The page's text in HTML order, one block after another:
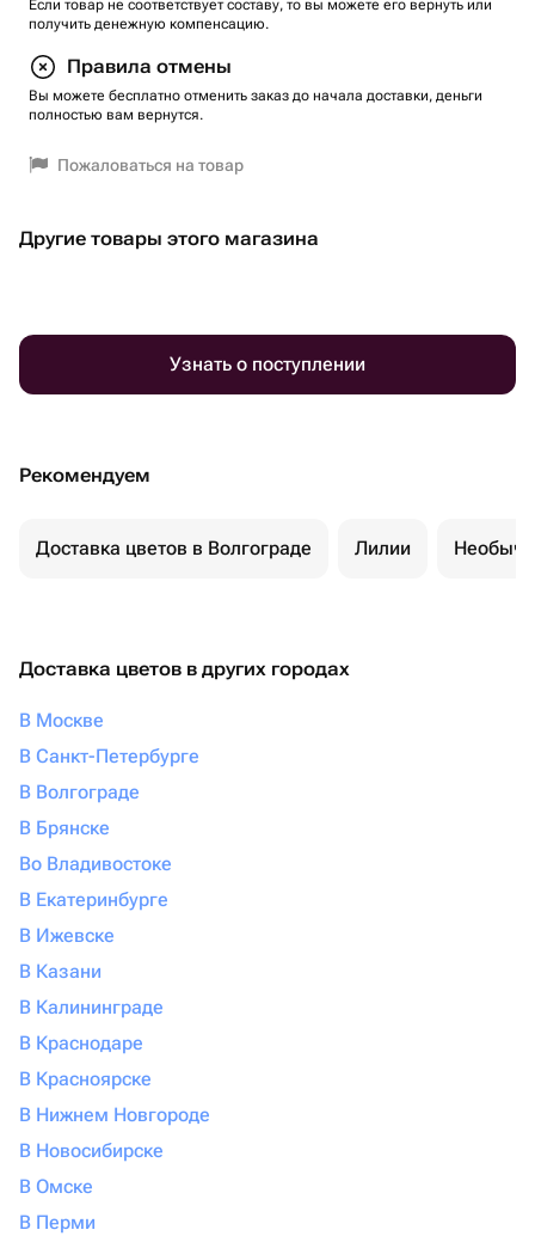
Если товар не соответствует составу, то вы можете его вернуть или
получить денежную компенсацию.
Правила отмены
Вы можете бесплатно отменить заказ до начала доставки, деньги
полностью вам вернутся.
Пожаловаться на товар
Другие товары этого магазина
Узнать о поступлении
Рекомендуем
Доставка цветов в Волгограде Лилии
Доставка цветов в других городах
В Москве
В Санкт-Петербурге
В Волгограде
В Брянске
Во Владивостоке
В Екатеринбурге
В Ижевске
В Казани
В Калининграде
В Краснодаре
В Красноярске
В Нижнем Новгороде
В Новосибирске
В Омске
В Перми